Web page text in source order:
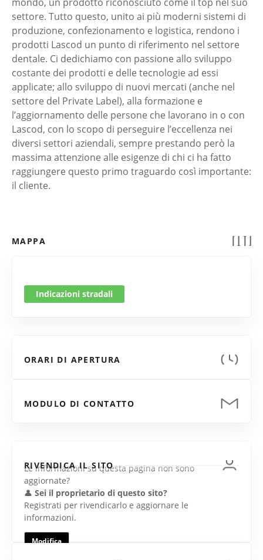
settore. Tutto questo, unito ai più moderni sistemi di
produzione, confezionamento e logistica, rendono i
prodotti Lascod un punto di riferimento nel settore
dentale. Ci dedichiamo con passione allo sviluppo
costante dei prodotti e delle tecnologie ad essi
applicate; allo sviluppo di nuovi mercati (anche nel
settore del Private Label), alla formazione e
l’aggiornamento delle persone che lavorano in o con
Lascod, con lo scopo di perseguire l’eccellenza nei
diversi settori aziendali, sempre prestando però la
massima attenzione alle esigenze di chi ci ha fatto
raggiungere questo primo traguardo così importante:
il cliente.
MAPPA
Indicazioni stradali
ORARI DI APERTURA
MODULO DI CONTATTO
RIVENDICA IL SITO
Le informazioni su questa pagina non sono
aggiornate?
👤 Sei il proprietario di questo sito?
Registrati per rivendicarlo e aggiornare le
informazioni.
Modifica